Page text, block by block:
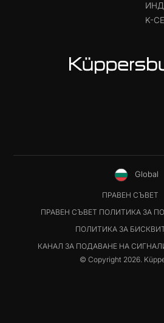
K-
Global
ПРАВЕН СЪВЕТ
ПРАВЕН СЪВЕТ ПОЛИТИКА ЗА
ПОЛИТИКА ЗА
КАНАЛ ЗА ПОДАВАНЕ НА
© Copyright 2026.